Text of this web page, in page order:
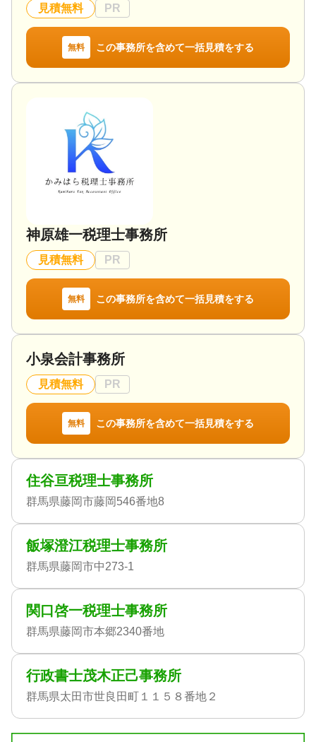
対応体制
電話相談可 / 訪問可 / 土日相談可 / 初回相談無料 / 18
時以降相談可 / オンライン面談可 / 事務所面談可
見積無料 PR
無料 この事務所を含めて一括見積をする
神原雄一税理士事務所
見積無料 PR
無料 この事務所を含めて一括見積をする
小泉会計事務所
見積無料 PR
無料 この事務所を含めて一括見積をする
住谷亘税理士事務所
群馬県藤岡市藤岡546番地8
飯塚澄江税理士事務所
群馬県藤岡市中273-1
関口啓一税理士事務所
群馬県藤岡市本郷2340番地
行政書士茂木正己事務所
群馬県太田市世良田町１１５８番地２